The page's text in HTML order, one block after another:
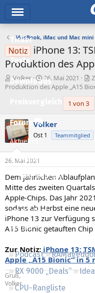
Ticker
Tests
Downloads
Forum
Aktuelles
Empfohlene Inhalte
Neue Beiträge
Neueste Aktivitäten
Leserartikel
Regeln
Podcast
RX 9000 „Deals“
CPU-Rangliste
MacBook, iMac und Mac mini
Notiz iPhone 13:
Produktion des
E
r
l
l
e
r
Volker
E
r
l
26. Mai 2021
Produktion des Apple „A15
1 von 3
Volker
Ost 1 Teammitglied
26. Mai 2021
Dem jährlichen
Mitte des zweiten
Apple-Chips. Das Jahr
sodass ab Herbst eine
iPhone 13 zur Verfügung
A15 Bionic getauften Chip
Zur Notiz: iPhone 13:
Apple „A15 Bionic“ in 5
Gruß,
Volker